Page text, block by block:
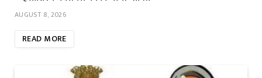
AUGUST 8, 2026
READ MORE